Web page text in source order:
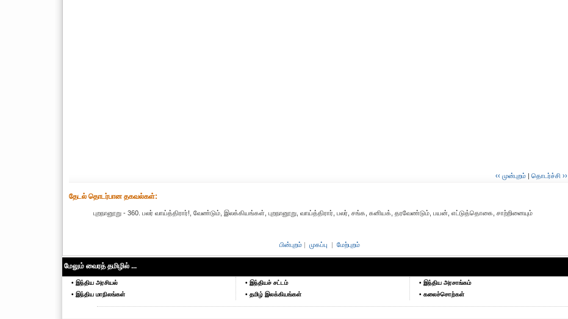
‹‹ முன்புறம் | தொடர்ச்சி ››
தேட‌ல் தொட‌ர்பான தகவ‌ல்க‌ள்:
புறநானூறு - 360. பலர் வாய்த்திரார்!, வேண்டும், இலக்கியங்கள், புறநானூறு, வாய்த்திரார், பலர், சங்க, கனியக், தரவேண்டும், பயன், எட்டுத்தொகை, சாற்றினையும்
பின்புறம் | முகப்பு | மேற்புறம்
மேலும் வைரத் தமிழில் ...
• இந்திய அரசியல்
• இந்திய மாநிலங்கள்
• இந்தியச் சட்டம்
• தமிழ் இலக்கியங்கள்
• இந்திய அரசாங்கம்
• கலைச்சொற்கள்